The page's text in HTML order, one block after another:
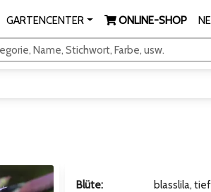
GARTENCENTER ONLINE-SHOP
Name, Stichwort, Farbe, usw.
Blüte:
blasslila,